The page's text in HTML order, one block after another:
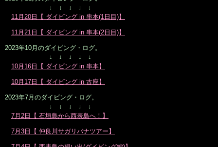
↓ ↓ ↓ ↓ ↓
11月20日【 ダイビング in 串本(1日目)】
11月21日【 ダイビング in 串本(2日目)】
2023年10月のダイビング・ログ。
↓ ↓ ↓ ↓ ↓
10月16日【 ダイビング in 串本】
10月17日【 ダイビング in 古座】
2023年7月のダイビング・ログ。
↓ ↓ ↓ ↓ ↓
7月2日【 石垣島から西表島へ！】
7月3日【 仲良川サガリバナツアー】